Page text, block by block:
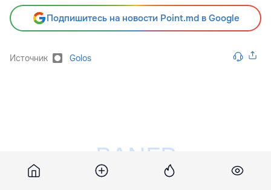
Подпишитесь на новости Point.md в Google
Источник Golos